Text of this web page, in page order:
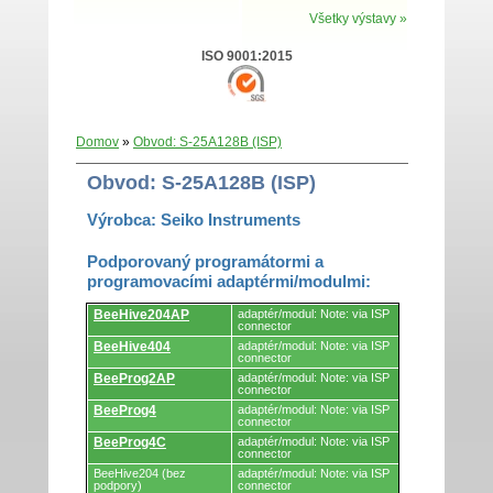
Všetky výstavy »
ISO 9001:2015
Domov » Obvod: S-25A128B (ISP)
Obvod: S-25A128B (ISP)
Výrobca: Seiko Instruments
Podporovaný programátormi a
programovacími adaptérmi/modulmi:
Podporovaný
programátormi
a
programovacími
BeeHive204AP
adaptér/modul: Note: via ISP
connector
BeeHive404
adaptér/modul: Note: via ISP
connector
BeeProg2AP
adaptér/modul: Note: via ISP
connector
BeeProg4
adaptér/modul: Note: via ISP
connector
BeeProg4C
adaptér/modul: Note: via ISP
connector
BeeHive204 (bez
podpory)
adaptér/modul: Note: via ISP
connector